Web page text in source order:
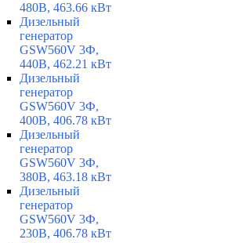
480В, 463.66 кВт
Дизельный
генератор
GSW560V 3Ф,
440В, 462.21 кВт
Дизельный
генератор
GSW560V 3Ф,
400В, 406.78 кВт
Дизельный
генератор
GSW560V 3Ф,
380В, 463.18 кВт
Дизельный
генератор
GSW560V 3Ф,
230В, 406.78 кВт